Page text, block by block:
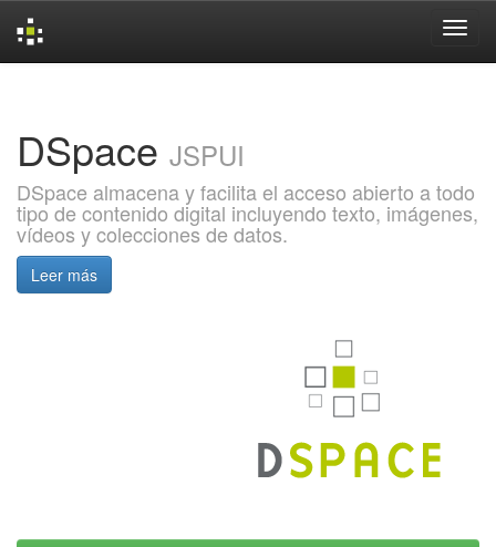
DSpace JSPUI
DSpace almacena y facilita el acceso abierto a todo
tipo de contenido digital incluyendo texto, imágenes,
vídeos y colecciones de datos.
Leer más